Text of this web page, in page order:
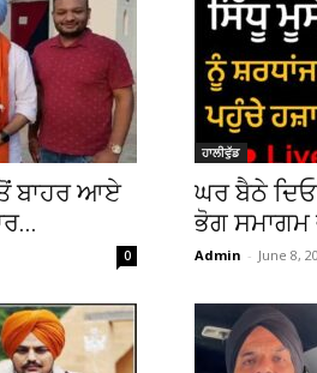
ਬਾਹਰ ਆਏ
0
ਹਾਲੀਵੁੱਡ
ਘਰ ਬੈਠੇ ਦਿਓ
ਭੋਗ ਸਮਾਗਮ
Admin - June 8,